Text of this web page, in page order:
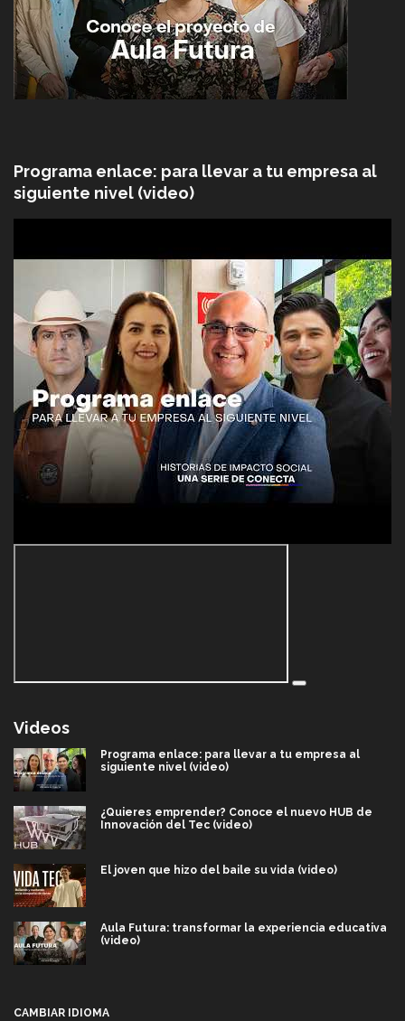
Programa enlace: para llevar a tu empresa al
siguiente nivel (video)
Videos
Programa enlace: para llevar a tu empresa al
siguiente nivel (video)
¿Quieres emprender? Conoce el nuevo HUB de
Innovación del Tec (video)
El joven que hizo del baile su vida (video)
Aula Futura: transformar la experiencia educativa
(video)
CAMBIAR IDIOMA